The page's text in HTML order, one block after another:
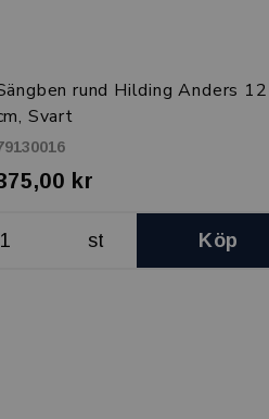
rund Hilding Anders 12
Svart
kr
st Köp